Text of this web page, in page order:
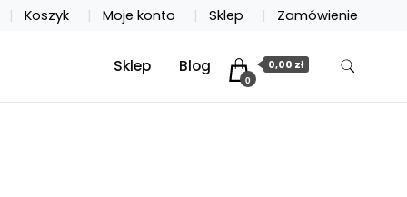
Koszyk Moje konto Sklep Zamówienie
Sklep Blog
0
0,00 zł